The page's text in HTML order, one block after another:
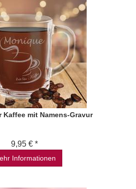
Kaffee mit Namens-Gravur
9,95 € *
Informationen